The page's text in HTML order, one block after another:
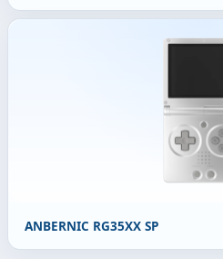
ANBERNIC RG35XX SP